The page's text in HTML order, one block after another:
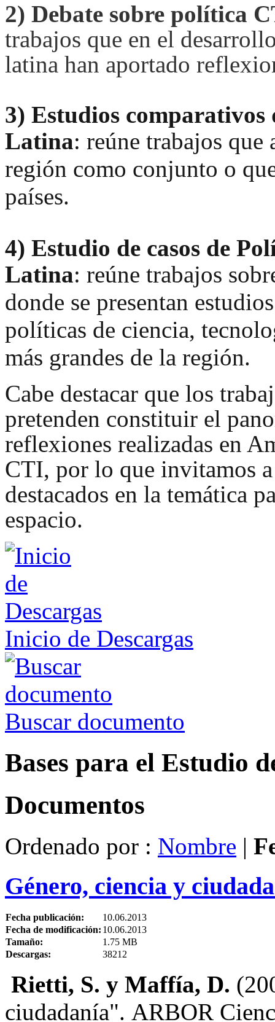
2) Debate sobre política
trabajos que en el
latina han aportado
3) Estudios
Latina: reúne trabajos que
región como conjunto o
países.
4) Estudio de casos de
Latina: reúne trabajos so
donde se presentan
políticas de ciencia,
más grandes de la región.
Cabe destacar que los
pretenden constituir el
reflexiones realizadas en
CTI, por lo que invitamos
destacados en la temática
espacio.
Inicio de Descargas
Buscar documento
Bases para el Estudio
Documentos
Ordenado por : Nombre |
Género, ciencia y
Fecha publicación:
10.06.2013
Fecha de modificación: 10.06.2013
Tamaño:
1.75 MB
Descargas:
38212
Rietti, S. y Maffía, D.
ciudadanía". ARBOR